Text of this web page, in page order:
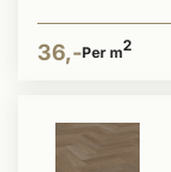
36,-Per m2